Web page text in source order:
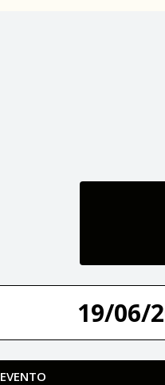
19/06/
EVENTO